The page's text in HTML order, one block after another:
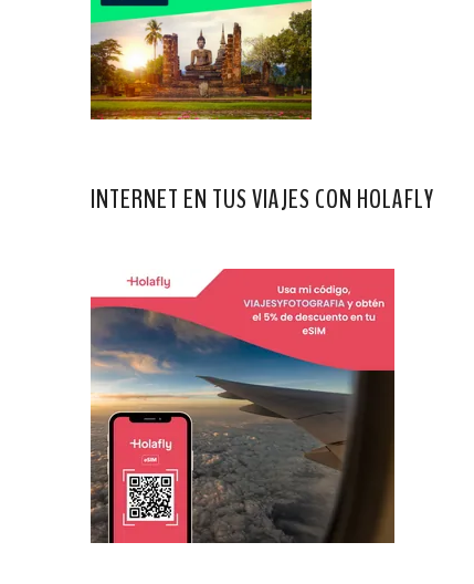
INTERNET EN TUS VIAJES CON HOLAFLY